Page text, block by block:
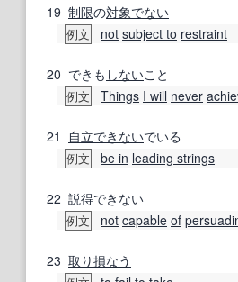
19 制限の対象でない
例文 not subject to restraint
20 できも しないこと
例文 Things I will never
21 自立できないでいる
例文 be in leading strings
22 説得できない
例文 not capable of
23 取り損なう